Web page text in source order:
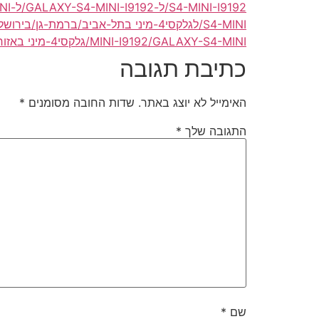
S4-MINI-I9192/ל-GALAXY-S4-MINI-I9192/ל-GALAXY-S4-MINI/לגלקסי4-מיני
S4-MINI/לגלקסי4-מיני בתל-אביב/ברמת-גן/בירושלים/בגדרה/בנתניה/בפתח-תקווה/בוולפסון/בחולון/בבת-ים
MINI-I9192/GALAXY-S4-MINI/גלקסי4-מיני באזור/באיזור תל-אביב/רמת-גן/ירושלים/גדרה/נתניה/פתח-תקווה/וולפסון/חולון/בת-ים
כתיבת תגובה
האימייל לא יוצג באתר. שדות החובה מסומנים *
התגובה שלך *
שם *